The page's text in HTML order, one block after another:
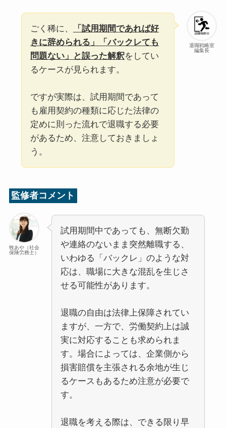
退職戦略室
編集長
ごく稀に、
「試用期間であれば好
きに辞められる」「バックレても
問題ない」と誤った解釈をしてい
るケースが見られます。
ですが実際は、試用期間であって
も雇用契約の種類に応じた法律の
定めに則った流れで退職する必要
があるため、注意しておきましょ
う。
監修者コメント
牧あや（社会
保険労務士）
試用期間中であっても、無断欠勤
や連絡のないまま突然離職する、
いわゆる「バックレ」のような対
応は、職場に大きな混乱を生じさ
せる可能性があります。
退職の自由は法律上保障されてい
ますが、一方で、労働契約上は誠
実に対応することも求められま
す。場合によっては、企業側から
損害賠償を主張される余地が生じ
るケースもあるため注意が必要で
す。
退職を考える際は、できる限り早